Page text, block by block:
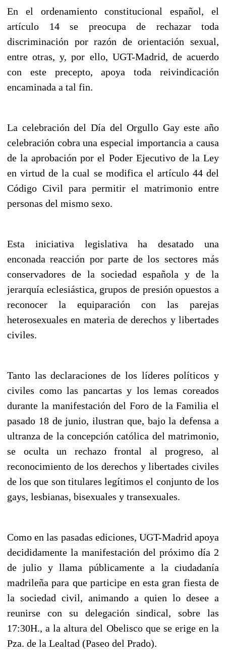
En el ordenamiento constitucional español, el
artículo 14 se preocupa de rechazar toda
discriminación por razón de orientación sexual,
entre otras, y, por ello, UGT-Madrid, de acuerdo
con este precepto, apoya toda reivindicación
encaminada a tal fin.
La celebración del Día del Orgullo Gay este año
celebración cobra una especial importancia a causa
de la aprobación por el Poder Ejecutivo de la Ley
en virtud de la cual se modifica el artículo 44 del
Código Civil para permitir el matrimonio entre
personas del mismo sexo.
Esta iniciativa legislativa ha desatado una
enconada reacción por parte de los sectores más
conservadores de la sociedad española y de la
jerarquía eclesiástica, grupos de presión opuestos a
reconocer la equiparación con las parejas
heterosexuales en materia de derechos y libertades
civiles.
Tanto las declaraciones de los líderes políticos y
civiles como las pancartas y los lemas coreados
durante la manifestación del Foro de la Familia el
pasado 18 de junio, ilustran que, bajo la defensa a
ultranza de la concepción católica del matrimonio,
se oculta un rechazo frontal al progreso, al
reconocimiento de los derechos y libertades civiles
de los que son titulares legítimos el conjunto de los
gays, lesbianas, bisexuales y transexuales.
Como en las pasadas ediciones, UGT-Madrid apoya
decididamente la manifestación del próximo día 2
de julio y llama públicamente a la ciudadanía
madrileña para que participe en esta gran fiesta de
la sociedad civil, animando a quien lo desee a
reunirse con su delegación sindical, sobre las
17:30H., a la altura del Obelisco que se erige en la
Pza. de la Lealtad (Paseo del Prado).